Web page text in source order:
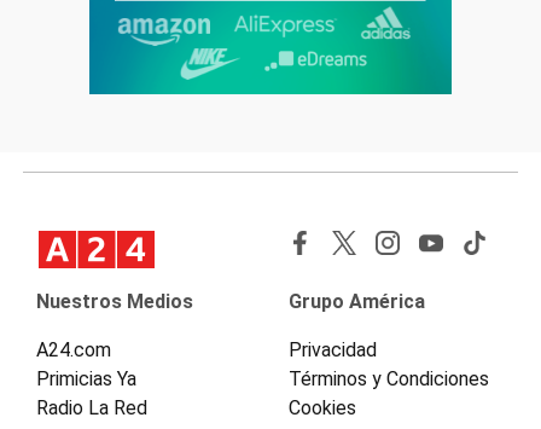
Nuestros Medios
A24.com
Primicias Ya
Radio La Red
Grupo América
Privacidad
Términos y Condiciones
Cookies